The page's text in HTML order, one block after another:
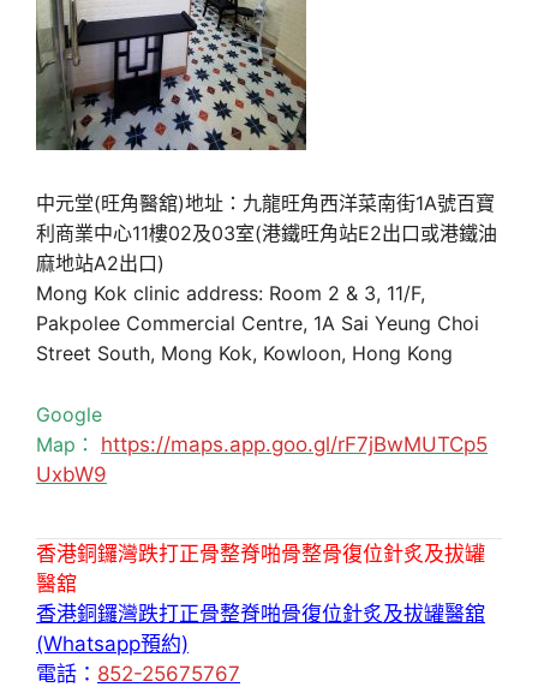
中元堂(旺角醫舘)地址：九龍旺角西洋菜南街1A號百寶
利商業中心11樓02及03室(港鐵旺角站E2出口或港鐵油
麻地站A2出口)
Mong Kok clinic address: Room 2 & 3, 11/F,
Pakpolee Commercial Centre, 1A Sai Yeung Choi
Street South, Mong Kok, Kowloon, Hong Kong
Google
Map： https://maps.app.goo.gl/rF7jBwMUTCp5
UxbW9
香港銅鑼灣跌打正骨整脊啪骨整骨復位針炙及拔罐
醫舘
香港銅鑼灣跌打正骨整脊啪骨復位針炙及拔罐醫舘
(Whatsapp預約)
電話： 852-25675767